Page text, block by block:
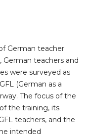
German teacher
German teachers and
were surveyed as
(German as a
The focus of the
the training, its
teachers, and the
intended